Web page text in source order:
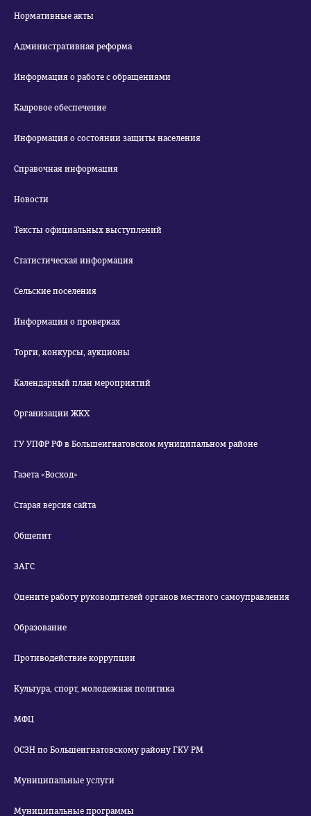
Нормативные акты
Административная реформа
Информация о работе с обращениями
Кадровое обеспечение
Информация о состоянии защиты населения
Справочная информация
Новости
Тексты официальных выступлений
Статистическая информация
Сельские поселения
Информация о проверках
Торги, конкурсы, аукционы
Календарный план мероприятий
Организации ЖКХ
ГУ УПФР РФ в Большеигнатовском муниципальном районе
Газета «Восход»
Старая версия сайта
Общепит
ЗАГС
Оцените работу руководителей органов местного самоуправления
Образование
Противодействие коррупции
Культура, спорт, молодежная политика
МФЦ
ОСЗН по Большеигнатовскому району ГКУ РМ
Муниципальные услуги
Муниципальные программы